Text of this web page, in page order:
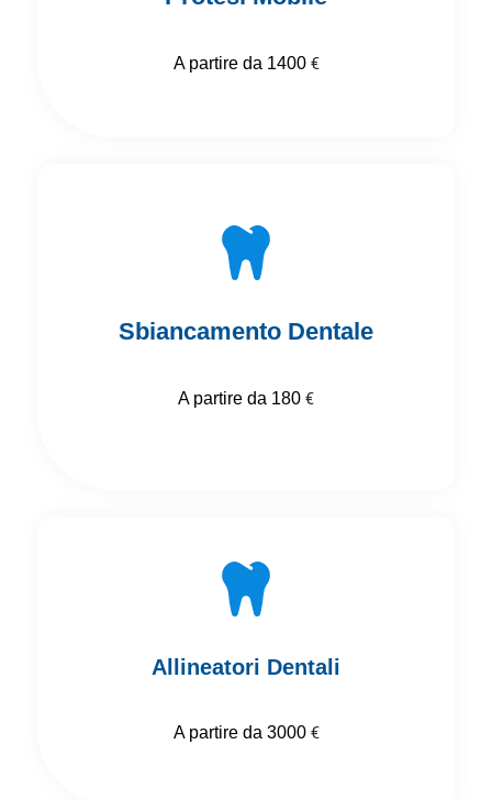
A partire da 1400€
Sbiancamento Dentale
A partire da 180 €
Allineatori Dentali
A partire da 3000€